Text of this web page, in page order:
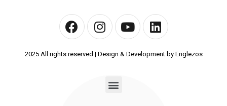
2025 All rights reserved | Design & Development by Englezos